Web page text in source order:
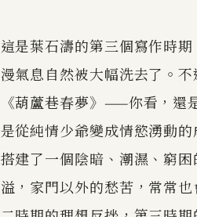
這是葉石濤的第三個寫作時
漫氣息自然被大幅洗去了。
《葫蘆巷春夢》——你看，還
是從純情少爺變成情慾湧動
搭建了一個陰暗、潮濕、窮
溢，家門以外的愁苦，常常